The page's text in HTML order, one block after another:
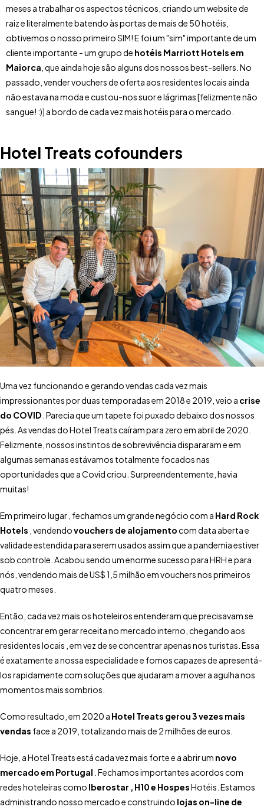
meses a trabalhar os aspectos técnicos, criando um website de
raiz e literalmente batendo às portas de mais de 50 hotéis,
obtivemos o nosso primeiro SIM! E foi um "sim" importante de um
cliente importante - um grupo de hotéis Marriott Hotels em
Maiorca , que ainda hoje são alguns dos nossos best-sellers. No
passado, vender vouchers de oferta aos residentes locais ainda
não estava na moda e custou-nos suor e lágrimas [felizmente não
sangue! :)] a bordo de cada vez mais hotéis para o mercado.
Hotel Treats cofounders
Uma vez funcionando e gerando vendas cada vez mais
impressionantes por duas temporadas em 2018 e 2019, veio a crise
do COVID . Parecia que um tapete foi puxado debaixo dos nossos
pés. As vendas do Hotel Treats caíram para zero em abril de 2020.
Felizmente, nossos instintos de sobrevivência dispararam e em
algumas semanas estávamos totalmente focados nas
oportunidades que a Covid criou. Surpreendentemente, havia
muitas!
Em primeiro lugar , fechamos um grande negócio com a Hard Rock
Hotels , vendendovouchers de alojamentocom data aberta e
validade estendida para serem usados assim que a pandemia estiver
sob controle. Acabou sendo um enorme sucesso para HRH e para
nós, vendendo mais de US$ 1,5 milhão em vouchers nos primeiros
quatro meses.
Então, cada vez mais os hoteleiros entenderam que precisavam se
concentrar em gerar receita no mercado interno, chegando aos
residentes locais , em vez de se concentrar apenas nos turistas. Essa
é exatamente a nossa especialidade e fomos capazes de apresentá-
los rapidamente com soluções que ajudaram a mover a agulha nos
momentos mais sombrios.
Como resultado, em 2020 a Hotel Treats gerou 3 vezes mais
vendas face a 2019, totalizando mais de 2 milhões de euros.
Hoje, a Hotel Treats está cada vez mais forte e a abrir um novo
mercado em Portugal . Fechamos importantes acordos com
redes hoteleiras como Iberostar , H10e HospesHotéis. Estamos
administrando nosso mercado e construindo lojas on-line de